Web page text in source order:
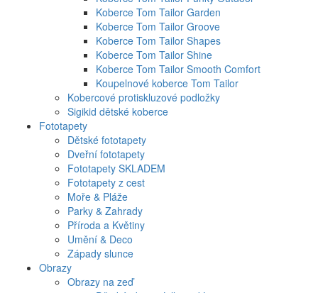
Koberce Tom Tailor Garden
Koberce Tom Tailor Groove
Koberce Tom Tailor Shapes
Koberce Tom Tailor Shine
Koberce Tom Tailor Smooth Comfort
Koupelnové koberce Tom Tailor
Kobercové protiskluzové podložky
Sigikid dětské koberce
Fototapety
Dětské fototapety
Dveřní fototapety
Fototapety SKLADEM
Fototapety z cest
Moře & Pláže
Parky & Zahrady
Příroda a Květiny
Umění & Deco
Západy slunce
Obrazy
Obrazy na zeď